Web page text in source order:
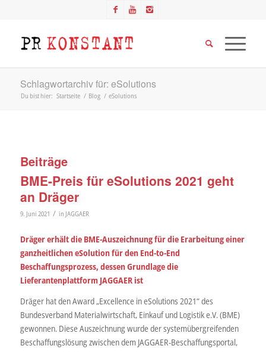
Schlagwortarchiv für: eSolutions
Du bist hier: Startseite / Blog / eSolutions
Beiträge
BME-Preis für eSolutions 2021 geht
an Dräger
9. Juni 2021 / in JAGGAER
Dräger erhält die BME-Auszeichnung für die Erarbeitung einer
ganzheitlichen eSolution für den End-to-End
Beschaffungsprozess, dessen Grundlage die
Lieferantenplattform JAGGAER ist
Dräger hat den Award „Excellence in eSolutions 2021“ des
Bundesverband Materialwirtschaft, Einkauf und Logistik e.V. (BME)
gewonnen. Diese Auszeichnung wurde der systemübergreifenden
Beschaffungslösung zwischen dem JAGGAER-Beschaffungsportal,